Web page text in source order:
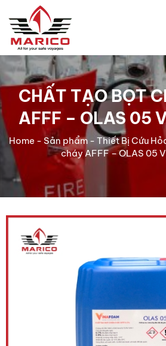
CHẤT TẠO BỌT
AFFF – OLAS 05
Home - Sản phẩm - Thiết Bị Cứu
cháy AFFF – OLAS 05